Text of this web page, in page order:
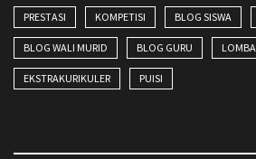
PRESTASI KOMPETISI BLOG SISWA
BLOG WALI MURID BLOG GURU LOMBA
EKSTRAKURIKULER PUISI